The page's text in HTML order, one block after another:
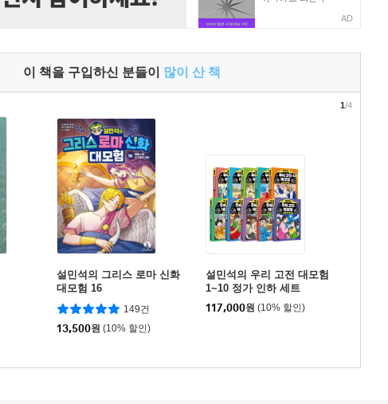
AD
이 책을 구입하신 분들이 많이 산 책
설민석의 그리스 로마 신화
대모험 16
149건
13,500원 (10% 할인)
설민석의 우리 고전 대모험
1~10 정가 인하 세트
117,000원 (10% 할인)
1/4